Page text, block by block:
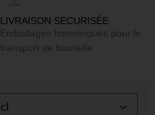
LIVRAISON SÉCURISÉE
Emballages homologués pour le
transport de bouteille